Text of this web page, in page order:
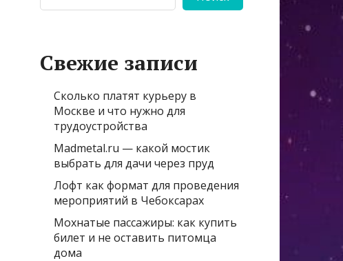
Свежие записи
Сколько платят курьеру в
Москве и что нужно для
трудоустройства
Madmetal.ru — какой мостик
выбрать для дачи через пруд
Лофт как формат для проведения
мероприятий в Чебоксарах
Мохнатые пассажиры: как купить
билет и не оставить питомца
дома